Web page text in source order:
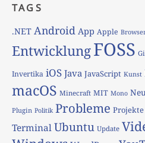
TAGS
.NET Android App Apple
EntwicklungFOSS
Invertika iOS Java JavaScript Kunst
macOS Minecraft MIT Mono
Plugin Politik Probleme Projekte
TerminalUbuntu Update